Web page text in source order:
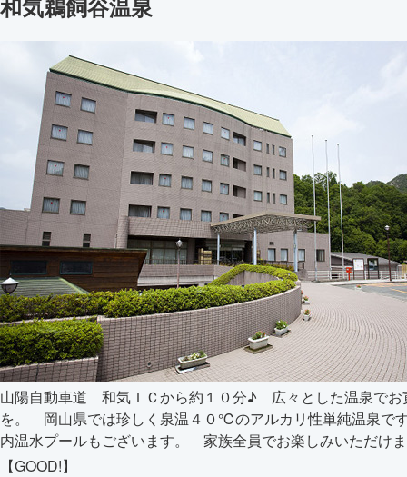
和気鵜飼谷温泉
山陽自動車道 和気ＩＣから約１０分♪ 広々とした温泉でお
を。 岡山県では珍しく泉温４０℃のアルカリ性単純温泉
内温水プールもございます。 家族全員でお楽しみいただけ
【GOOD!】